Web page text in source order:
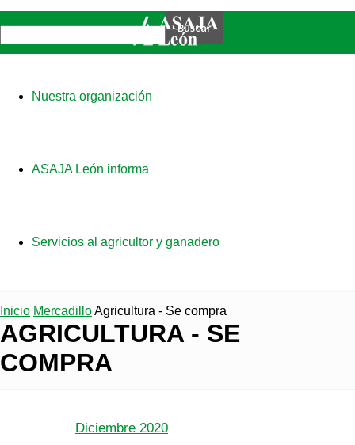
Nuestra organización
ASAJA León informa
Servicios al agricultor y ganadero
Inicio MercadilloAgricultura - Se compra
AGRICULTURA - SE
COMPRA
Diciembre 2020